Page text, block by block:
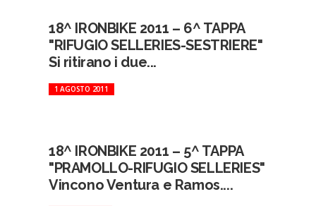
18^ IRONBIKE 2011 – 6^ TAPPA
"RIFUGIO SELLERIES-SESTRIERE"
Si ritirano i due...
1 AGOSTO 2011
18^ IRONBIKE 2011 – 5^ TAPPA
"PRAMOLLO-RIFUGIO SELLERIES"
Vincono Ventura e Ramos....